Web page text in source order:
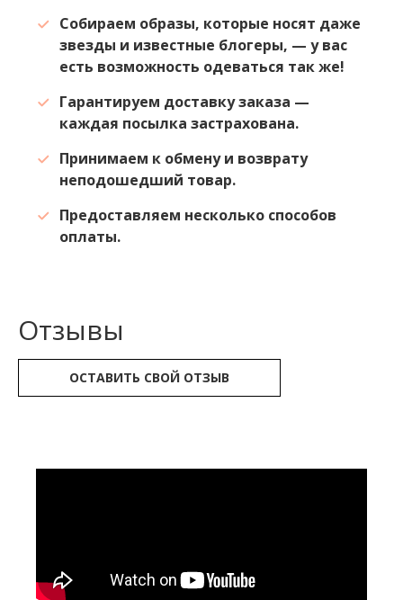
Собираем образы, которые носят даже
звезды и известные блогеры, — у вас
есть возможность одеваться так же!
Гарантируем доставку заказа —
каждая посылка застрахована.
Принимаем к обмену и возврату
неподошедший товар.
Предоставляем несколько способов
оплаты.
Отзывы
ОСТАВИТЬ СВОЙ ОТЗЫВ